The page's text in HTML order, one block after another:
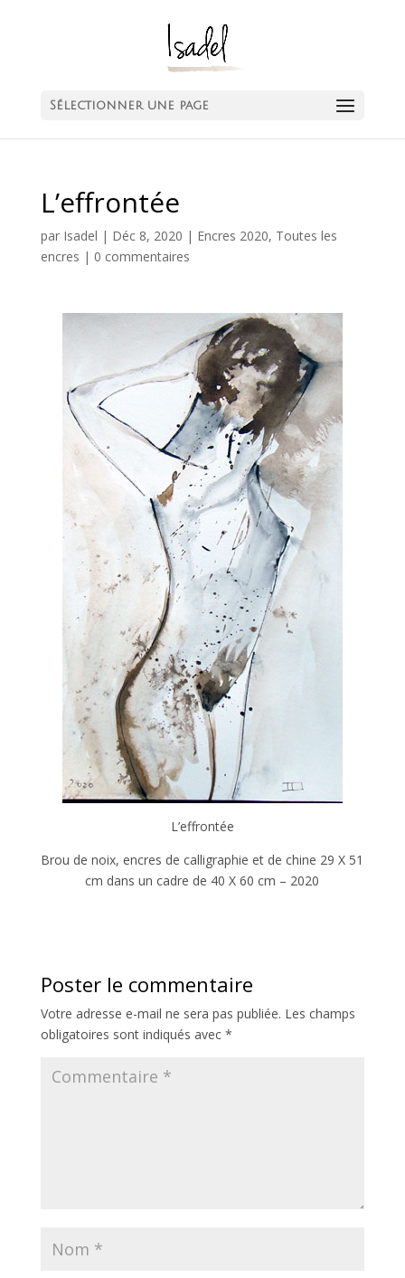
Sélectionner une page
L’effrontée
par Isadel | Déc 8, 2020 | Encres 2020, Toutes les
encres | 0 commentaires
L’effrontée
Brou de noix, encres de calligraphie et de chine 29 X 51
cm dans un cadre de 40 X 60 cm – 2020
Poster le commentaire
Votre adresse e-mail ne sera pas publiée. Les champs
obligatoires sont indiqués avec *